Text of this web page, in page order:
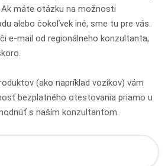
máte otázku na možnosti
alebo čokoľvek iné, sme tu pre vás.
e-mail od regionálneho konzultanta,
(ako napríklad vozíkov) vám
bezplatného otestovania priamo u
s naším konzultantom.